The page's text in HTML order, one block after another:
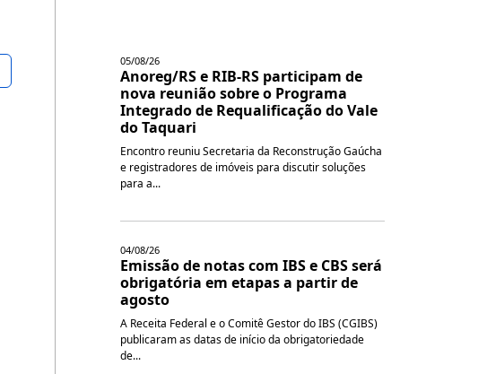
05/08/26
Anoreg/RS e RIB-RS participam de
nova reunião sobre o Programa
Integrado de Requalificação do Vale
do Taquari
Encontro reuniu Secretaria da Reconstrução Gaúcha
e registradores de imóveis para discutir soluções
para a...
04/08/26
Emissão de notas com IBS e CBS será
obrigatória em etapas a partir de
agosto
A Receita Federal e o Comitê Gestor do IBS (CGIBS)
publicaram as datas de início da obrigatoriedade
de...